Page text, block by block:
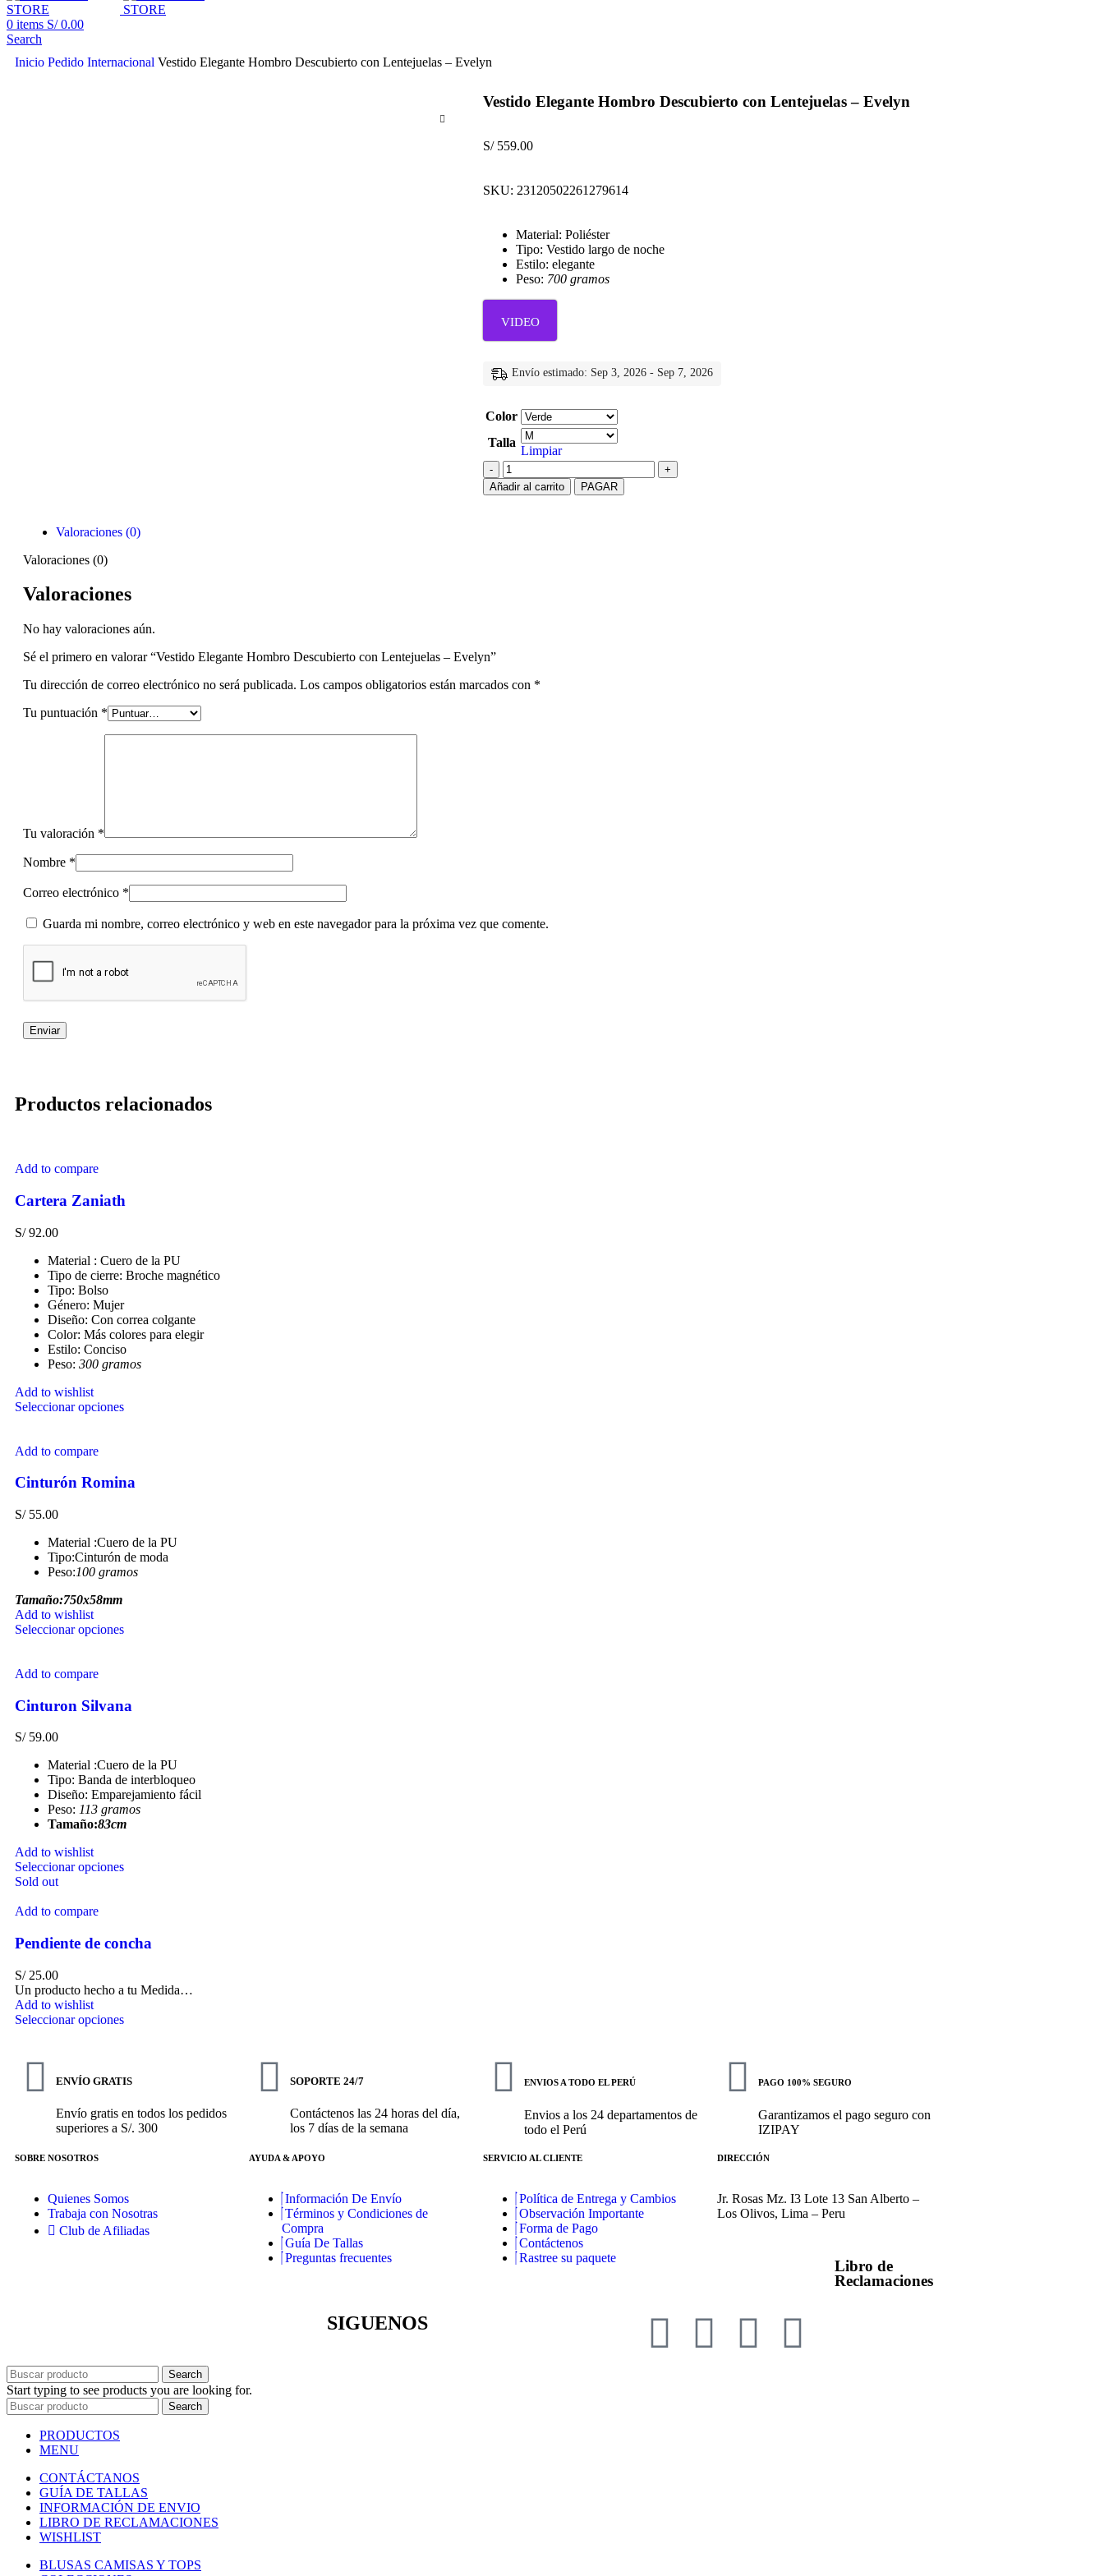
0 items S/0.00
Search
Inicio Pedido Internacional Vestido Elegante Hombro Descubierto con Lentejuelas – Evelyn
Vestido Elegante Hombro Descubierto con Lentejuelas – Evelyn
S/559.00
SKU: 23120502261279614
Material: Poliéster
Tipo: Vestido largo de noche
Estilo: elegante
Peso: 700 gramos
VIDEO
Envío estimado: Sep 3, 2026 - Sep 7, 2026
Color
Talla
Limpiar
Añadir al carrito PAGAR
Valoraciones (0)
Valoraciones (0)
Valoraciones
No hay valoraciones aún.
Sé el primero en valorar “Vestido Elegante Hombro Descubierto con Lentejuelas – Evelyn”
Tu dirección de correo electrónico no será publicada. Los campos obligatorios están marcados con *
Tu puntuación *
Tu valoración *
Nombre *
Correo electrónico *
Guarda mi nombre, correo electrónico y web en este navegador para la próxima vez que comente.
Productos relacionados
Add to compare
Cartera Zaniath
S/92.00
Material : Cuero de la PU
Tipo de cierre: Broche magnético
Tipo: Bolso
Género: Mujer
Diseño: Con correa colgante
Color: Más colores para elegir
Estilo: Conciso
Peso: 300 gramos
Add to wishlist
Seleccionar opciones
Add to compare
Cinturón Romina
S/55.00
Material :Cuero de la PU
Tipo:Cinturón de moda
Peso:100 gramos
Tamaño:750x58mm
Add to wishlist
Seleccionar opciones
Add to compare
Cinturon Silvana
S/59.00
Material :Cuero de la PU
Tipo: Banda de interbloqueo
Diseño: Emparejamiento fácil
Peso: 113 gramos
Tamaño:83cm
Add to wishlist
Seleccionar opciones
Sold out
Add to compare
Pendiente de concha
S/25.00
Un producto hecho a tu Medida…
Add to wishlist
Seleccionar opciones
ENVÍO GRATIS
Envío gratis en todos los pedidos
superiores a S/. 300
SOPORTE 24/7
Contáctenos las 24 horas del día,
los 7 días de la semana
ENVIOS A TODO EL PERÚ
Envios a los 24 departamentos de
todo el Perú
PAGO 100% SEGURO
Garantizamos el pago seguro con
IZIPAY
SOBRE NOSOTROS
Quienes Somos
Trabaja con Nosotras
Club de Afiliadas
AYUDA & APOYO
Información De Envío
Términos y Condiciones de
Compra
Guía De Tallas
Preguntas frecuentes
SERVICIO AL CLIENTE
Política de Entrega y Cambios
Observación Importante
Forma de Pago
Contáctenos
Rastree su paquete
DIRECCIÓN
Jr. Rosas Mz. I3 Lote 13 San Alberto –
Los Olivos, Lima – Peru
Libro de
Reclamaciones
SIGUENOS
Search
Start typing to see products you are looking for.
Search
PRODUCTOS
MENU
CONTÁCTANOS
GUÍA DE TALLAS
INFORMACIÓN DE ENVIO
LIBRO DE RECLAMACIONES
WISHLIST
BLUSAS CAMISAS Y TOPS